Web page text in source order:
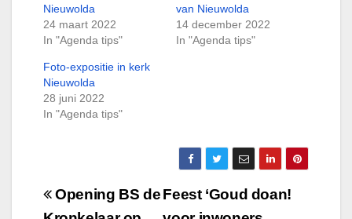
Nieuwolda
24 maart 2022
In "Agenda tips"
van Nieuwolda
14 december 2022
In "Agenda tips"
Foto-expositie in kerk
Nieuwolda
28 juni 2022
In "Agenda tips"
Bericht
Feest ‘Goud doan!
Opening BS de